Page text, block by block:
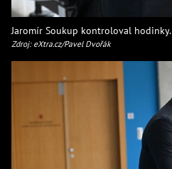
Jaromír Soukup kontroloval hodinky.
Zdroj: eXtra.cz/Pavel Dvořák